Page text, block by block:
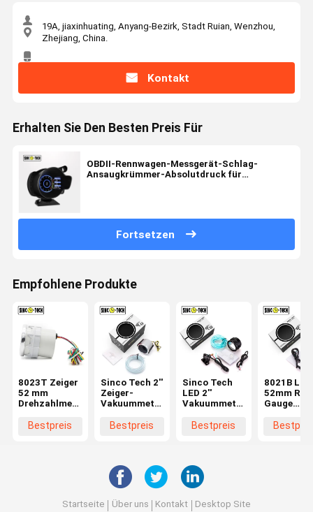
19A, jiaxinhuating, Anyang-Bezirk, Stadt Ruian, Wenzhou,
Zhejiang, China.
Kontakt
Erhalten Sie Den Besten Preis Für
OBDII-Rennwagen-Messgerät-Schlag-
Ansaugkrümmer-Absolutdruck für
Fortsetzen
Empfohlene Produkte
8023T Zeiger
52 mm
Drehzahlmesser
Sinco Tech
Bestpreis
Sinco Tech 2''
Zeiger-
Vakuummeter
Mobile Car
Bestpreis
Sinco Tech
LED 2''
Vakuummeter
Meter 6113B
Bestpreis
8021B LED
52mm
Gauge
Auto
Startseite Über uns Kontakt Desktop Site